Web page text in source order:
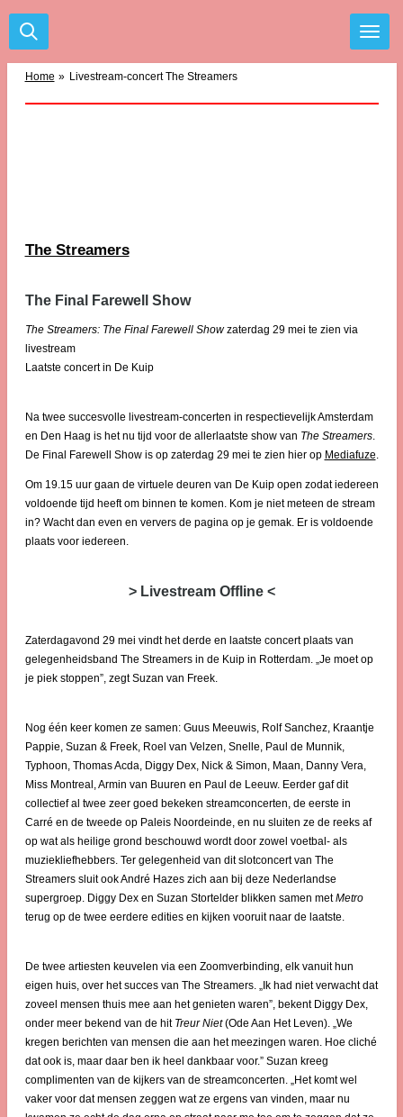
Ga
direct
Home » Livestream-concert The Streamers
The Streamers
The Final Farewell Show
The Streamers: The Final Farewell Showzaterdag 29 mei te zien via
livestream
Laatste concert in De Kuip
Na twee succesvolle livestream-concerten in respectievelijk Amsterdam
en Den Haag is het nu tijd voor de allerlaatste show van The Streamers.
De Final Farewell Show is op zaterdag 29 mei te zien hier op Mediafuze.
Om 19.15 uur gaan de virtuele deuren van De Kuip open zodat iedereen
voldoende tijd heeft om binnen te komen. Kom je niet meteen de stream
in? Wacht dan even en ververs de pagina op je gemak. Er is voldoende
plaats voor iedereen.
> Livestream Offline <
Zaterdagavond 29 mei vindt het derde en laatste concert plaats van
gelegenheidsband The Streamers in de Kuip in Rotterdam. „Je moet op
je piek stoppen”, zegt Suzan van Freek.
Nog één keer komen ze samen: Guus Meeuwis, Rolf Sanchez, Kraantje
Pappie, Suzan & Freek, Roel van Velzen, Snelle, Paul de Munnik,
Typhoon, Thomas Acda, Diggy Dex, Nick & Simon, Maan, Danny Vera,
Miss Montreal, Armin van Buuren en Paul de Leeuw. Eerder gaf dit
collectief al twee zeer goed bekeken streamconcerten, de eerste in
Carré en de tweede op Paleis Noordeinde, en nu sluiten ze de reeks af
op wat als heilige grond beschouwd wordt door zowel voetbal- als
muziekliefhebbers. Ter gelegenheid van dit slotconcert van The
Streamers sluit ook André Hazes zich aan bij deze Nederlandse
supergroep. Diggy Dex en Suzan Stortelder blikken samen metMetro
terug op de twee eerdere edities en kijken vooruit naar de laatste.
De twee artiesten keuvelen via een Zoomverbinding, elk vanuit hun
eigen huis, over het succes van The Streamers. „Ik had niet verwacht dat
zoveel mensen thuis mee aan het genieten waren”, bekent Diggy Dex,
onder meer bekend van de hit Treur Niet(Ode Aan Het Leven). „We
kregen berichten van mensen die aan het meezingen waren. Hoe cliché
dat ook is, maar daar ben ik heel dankbaar voor.” Suzan kreeg
complimenten van de kijkers van de streamconcerten. „Het komt wel
vaker voor dat mensen zeggen wat ze ergens van vinden, maar nu